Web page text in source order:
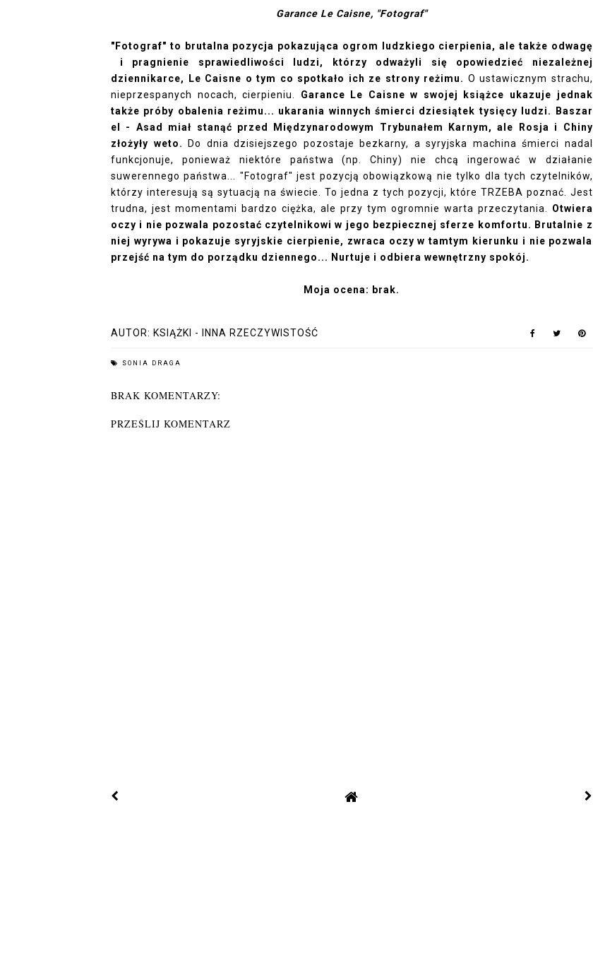
Garance Le Caisne, "Fotograf"
"Fotograf" to brutalna pozycja pokazująca ogrom ludzkiego cierpienia, ale także odwagę
i pragnienie sprawiedliwości ludzi, którzy odważyli się opowiedzieć niezależnej
dziennikarce, Le Caisne o tym co spotkało ich ze strony reżimu. O ustawicznym strachu,
nieprzespanych nocach, cierpieniu. Garance Le Caisne w swojej książce ukazuje jednak
także próby obalenia reżimu... ukarania winnych śmierci dziesiątek tysięcy ludzi. Baszar
el - Asad miał stanąć przed Międzynarodowym Trybunałem Karnym, ale Rosja i Chiny
złożyły weto.
Do dnia dzisiejszego pozostaje bezkarny, a syryjska machina śmierci nadal
funkcjonuje, ponieważ niektóre państwa (np. Chiny) nie chcą ingerować w działanie
suwerennego państwa... "Fotograf" jest pozycją obowiązkową nie tylko dla tych czytelników,
którzy interesują są sytuacją na świecie. To jedna z tych pozycji, które TRZEBA poznać. Jest
trudna, jest momentami bardzo ciężka, ale przy tym ogromnie warta przeczytania. Otwiera
oczy i nie pozwala pozostać czytelnikowi w jego bezpiecznej sferze komfortu. Brutalnie z
niej wyrywa i pokazuje syryjskie cierpienie, zwraca oczy w tamtym kierunku i nie pozwala
przejść na tym do porządku dziennego... Nurtuje i odbiera wewnętrzny spokój.
Moja ocena: brak.
AUTOR: KSIĄŻKI - INNA RZECZYWISTOŚĆ
SONIA DRAGA
BRAK KOMENTARZY:
PRZEŚLIJ KOMENTARZ